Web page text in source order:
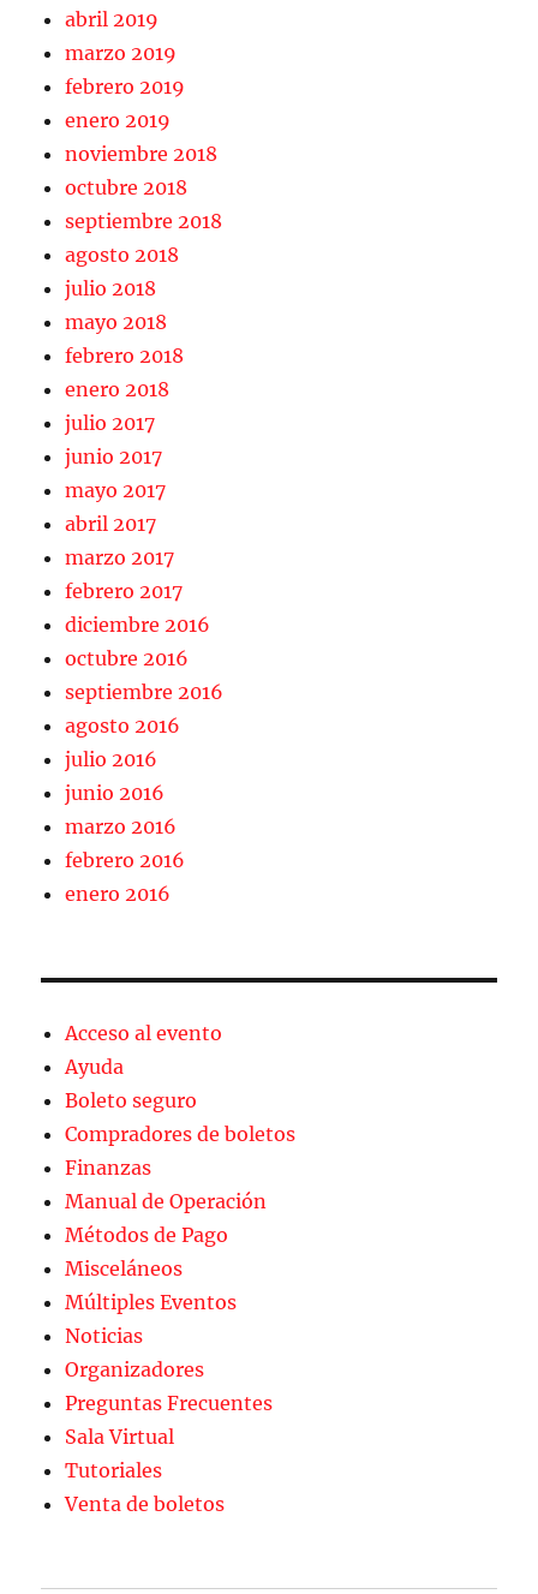
abril 2019
marzo 2019
febrero 2019
enero 2019
noviembre 2018
octubre 2018
septiembre 2018
agosto 2018
julio 2018
mayo 2018
febrero 2018
enero 2018
julio 2017
junio 2017
mayo 2017
abril 2017
marzo 2017
febrero 2017
diciembre 2016
octubre 2016
septiembre 2016
agosto 2016
julio 2016
junio 2016
marzo 2016
febrero 2016
enero 2016
Acceso al evento
Ayuda
Boleto seguro
Compradores de boletos
Finanzas
Manual de Operación
Métodos de Pago
Misceláneos
Múltiples Eventos
Noticias
Organizadores
Preguntas Frecuentes
Sala Virtual
Tutoriales
Venta de boletos